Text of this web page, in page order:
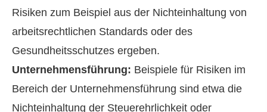
Risiken zum Beispiel aus der Nichteinhaltung von
arbeitsrechtlichen Standards oder des
Gesundheitsschutzes ergeben.
Unternehmensführung: Beispiele für Risiken im
Bereich der Unternehmensführung sind etwa die
Nichteinhaltung der Steuerehrlichkeit oder